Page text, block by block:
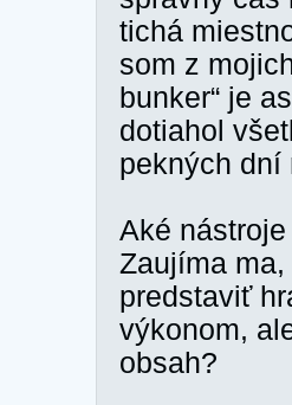
tichá
som z
bunker“ je
dotiahol
pekných dní
Aké nástroje
Zaujíma
predstaviť
výkonom,
obsah?